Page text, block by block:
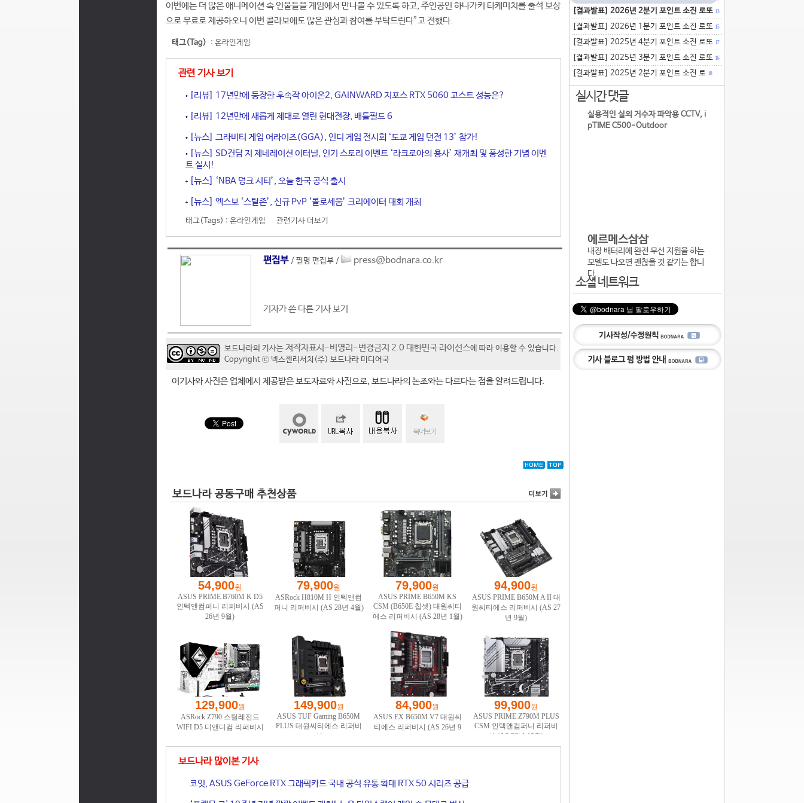
이번에는 더 많은 애니메이션 속 인물들을 게임에서 만나볼 수 있도록 하고, 주인공인 하나가키 타케미치를 출석 보상
으로 무료로 제공하오니 이번 콜라보에도 많은 관심과 참여를 부탁드린다”고 전했다.
태그(Tag) : 온라인게임
관련 기사 보기
[리뷰] 17년만에 등장한 후속작 아이온2, GAINWARD 지포스 RTX 5060 고스트 성능은?
[리뷰] 12년만에 새롭게 제대로 열린 현대전장, 배틀필드 6
[뉴스] 그라비티 게임 어라이즈(GGA), 인디 게임 전시회 ‘도쿄 게임 던전 13’ 참가!
[뉴스] SD건담 지 제네레이션 이터널, 인기 스토리 이벤트 ‘라크로아의 용사’ 재개최 및 풍성한 기념 이벤
트 실시!
[뉴스] ‘NBA 덩크 시티’, 오늘 한국 공식 출시
[뉴스] 엑스보 ‘스탈존’, 신규 PvP ‘콜로세움’ 크리에이터 대회 개최
태그(Tags) : 온라인게임 관련기사 더보기
편집부 / 필명 편집부 / press@bodnara.co.kr
기자가 쓴 다른 기사 보기
보드나라의 기사는 저작자표시-비영리-변경금지 2.0 대한민국 라이선스에 따라 이용할 수 있습니다.
Copyright ⓒ 넥스젠리서치(주) 보드나라 미디어국
이기사와 사진은 업체에서 제공받은 보도자료와 사진으로, 보드나라의 논조와는 다르다는 점을 알려드립니다.
보드나라 많이본 기사
코잇, ASUS GeForce RTX 그래픽카드 국내 공식 유통 확대 RTX 50 시리즈 공급
[결과발표] 2026년 2분기 포인트 소진 로또 13
[결과발표] 2026년 1분기 포인트 소진 로또 15
[결과발표] 2025년 4분기 포인트 소진 로또 17
[결과발표] 2025년 3분기 포인트 소진 로또 16
[결과발표] 2025년 2분기 포인트 소진 로 18
실시간 댓글
실용적인 실외 거수자 파악용 CCTV, i
pTIME C500-Outdoor
에르메스삼삼
내장 배터리에 완전 무선 지원을 하는
모델도 나오면 괜찮을 것 같기는 합니
다.
소셜 네트워크